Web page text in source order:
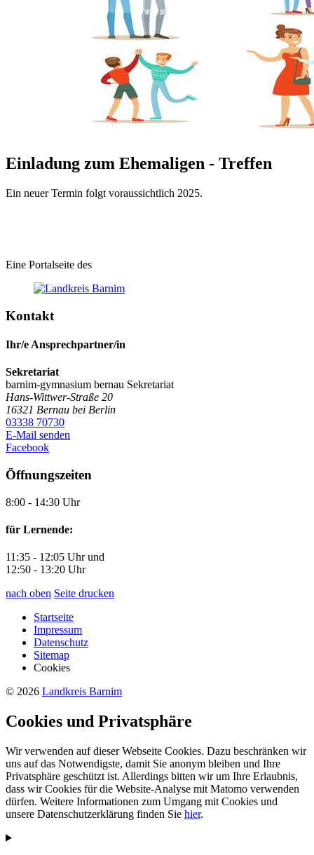
Einladung zum Ehemaligen - Treffen
Ein neuer Termin folgt voraussichtlich 2025.
Eine Portalseite des
Kontakt
Ihr/e Ansprechpartner/in
Sekretariat
barnim-gymnasium bernau Sekretariat
Hans-Wittwer-Straße 20
16321 Bernau bei Berlin
03338 70730
E-Mail senden
Facebook
Öffnungszeiten
8:00 - 14:30 Uhr
für Lernende:
11:35 - 12:05 Uhr und
12:50 - 13:20 Uhr
nach oben Seite drucken
Startseite
Impressum
Datenschutz
Sitemap
Cookies
© 2026 Landkreis Barnim
Cookies und Privatsphäre
Wir verwenden auf dieser Webseite Cookies. Dazu beschränken wir
uns auf das Notwendigste, damit Sie anonym bleiben und Ihre
Privatsphäre geschützt ist. Allerdings bitten wir um Ihre Erlaubnis,
dass wir Cookies für die Website-Analyse mit Matomo verwenden
dürfen. Weitere Informationen zum Umgang mit Cookies und
unsere Datenschutzerklärung finden Sie hier.